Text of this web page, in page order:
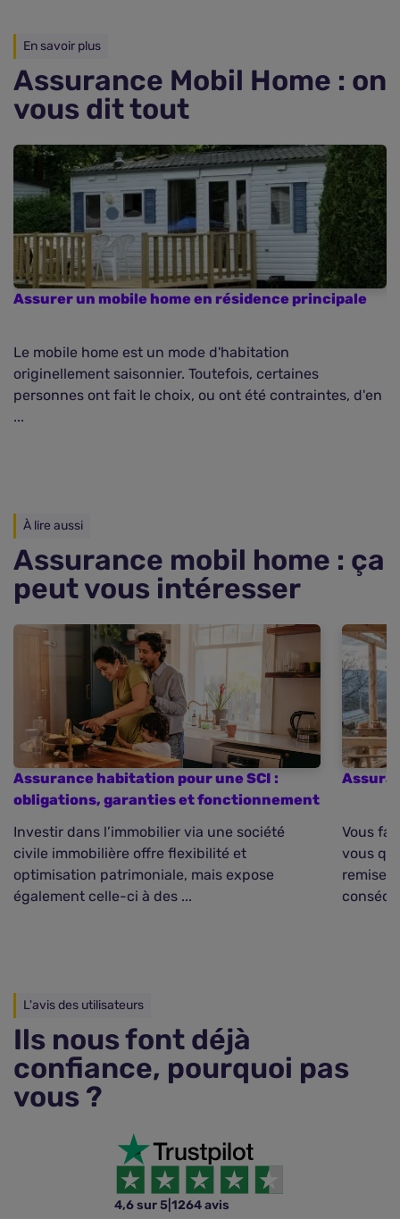
En savoir plus
Assurance Mobil Home : on
vous dit tout
Assurer un mobile home en résidence principale
Le mobile home est un mode d'habitation
originellement saisonnier. Toutefois, certaines
personnes ont fait le choix, ou ont été contraintes, d'en
...
À lire aussi
Assurance mobil home : ça
peut vous intéresser
Assurance habitation pour une SCI :
obligations, garanties et fonctionnement
Investir dans l’immobilier via une société
civile immobilière offre flexibilité et
optimisation patrimoniale, mais expose
également celle-ci à des ...
Vous
vous
remise
L'avis des utilisateurs
Ils nous font déjà
confiance, pourquoi pas
vous ?
4,6 sur 5 1264 avis